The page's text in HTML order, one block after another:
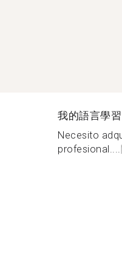
我的語言學
Necesito
profesional....